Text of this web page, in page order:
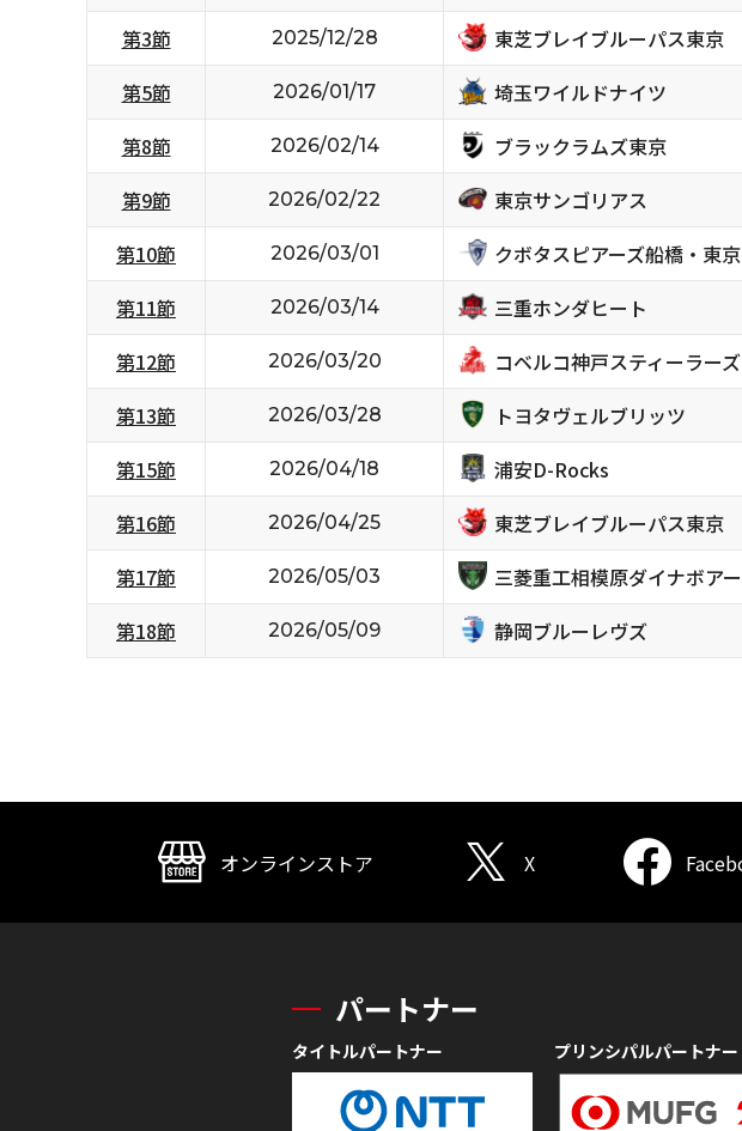
第3節 2025/12/28 東芝ブレイブルーパス東京
第5節 2026/01/17 埼玉ワイルドナイツ
第8節 2026/02/14 ブラックラムズ東京
第9節 2026/02/22 東京サンゴリアス
第10節 2026/03/01 クボタスピアーズ船橋・東
第11節 2026/03/14 三重ホンダヒート
第12節 2026/03/20 コベルコ神戸スティーラーズ
第13節 2026/03/28 トヨタヴェルブリッツ
第15節 2026/04/18 浦安D-Rocks
第16節 2026/04/25 東芝ブレイブルーパス東京
第17節 2026/05/03 三菱重工相模原ダイナボア
第18節 2026/05/09 静岡ブルーレヴズ
オンラインストア X
パートナー
タイトルパートナー プリンシパルパートナー